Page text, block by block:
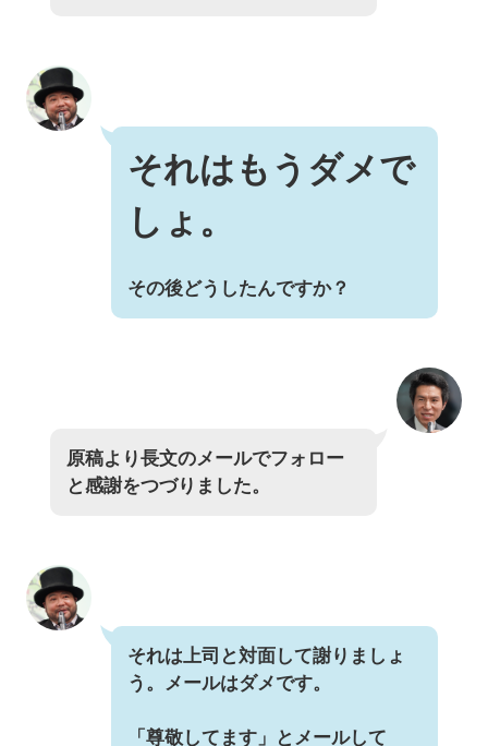
それはもうダメで
しょ。
その後どうしたんですか？
原稿より長文のメールでフォロー
と感謝をつづりました。
それは上司と対面して謝りましょ
う。メールはダメです。
「尊敬してます」とメールして